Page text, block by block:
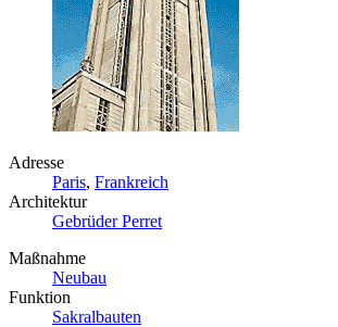
Adresse
Paris, Frankreich
Architektur
Gebrüder Perret
Maßnahme
Neubau
Funktion
Sakralbauten